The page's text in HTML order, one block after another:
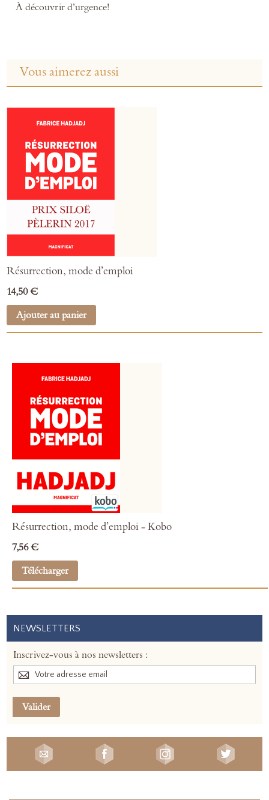
À découvrir d’urgence!
Vous aimerez aussi
Résurrection, mode d’emploi
14,50 €
Ajouter au panier
Résurrection, mode d’emploi - Kobo
7,56 €
Télécharger
NEWSLETTERS
Inscrivez-vous à nos newsletters :
Valider